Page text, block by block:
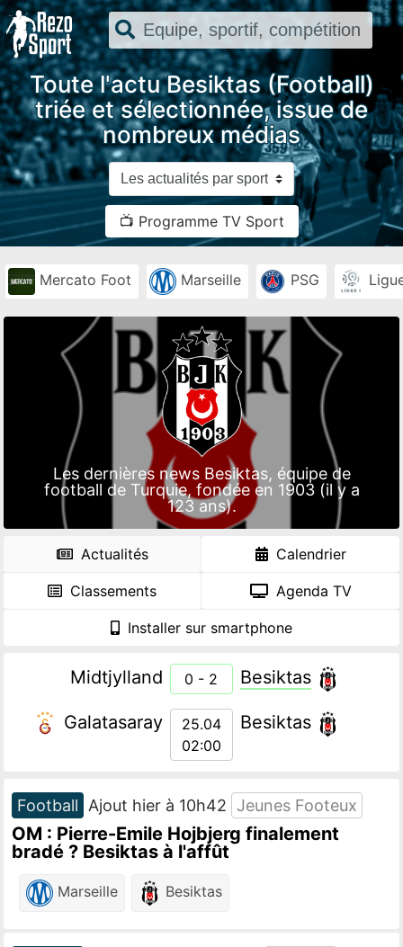
Toute l'actu Besiktas (Football)
triée et sélectionnée, issue de
nombreux médias
📺 Programme TV Sport
Mercato Foot Marseille PSG
Les dernières news Besiktas, équipe de
football de Turquie, fondée en 1903 (il y a
123 ans).
Actualités Calendrier
Classements Agenda TV
Installer sur smartphone
Midtjylland 0 - 2 Besiktas
Galatasaray
25.04
02:00
Besiktas
Football Ajout hier à 10h42 Jeunes Footeux
OM : Pierre-Emile Hojbjerg finalement
bradé ? Besiktas à l'affût
Marseille Besiktas